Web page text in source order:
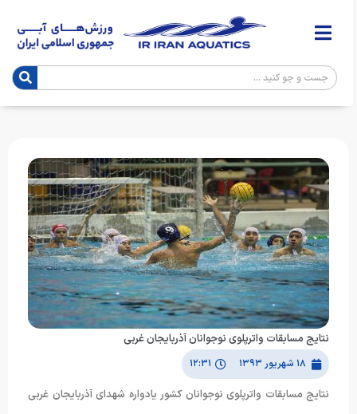
نتایج مسابقات واترپلوی نوجوانان آذربایجان غربی
۱۸ شهریور ۱۳۹۳ ۱۲:۳۱
نتایج مسابقات واترپلوی نوجوانان کشور یادواره شهدای آذربایجان غربی